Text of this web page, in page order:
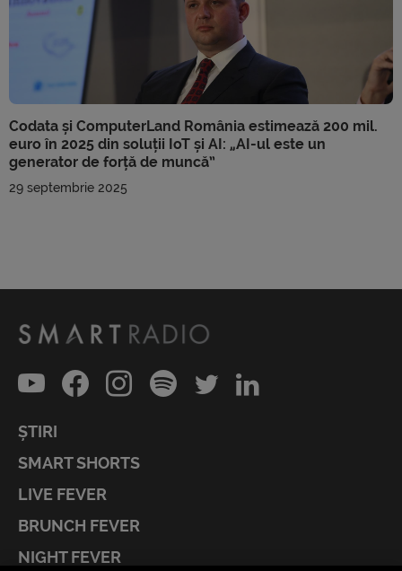
Codata și ComputerLand România estimează 200 mil.
euro în 2025 din soluții IoT și AI: „AI-ul este un
generator de forță de muncă”
29 septembrie 2025
ȘTIRI
SMART SHORTS
LIVE FEVER
BRUNCH FEVER
NIGHT FEVER